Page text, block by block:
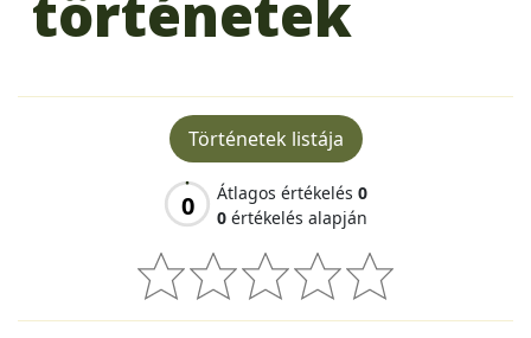
Történetek listája
0 Átlagos értékelés 0
0 értékelés alapján